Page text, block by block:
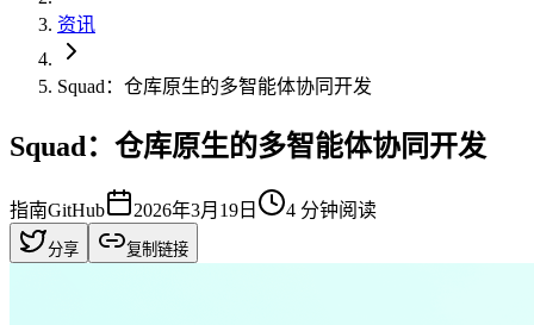
资讯
Squad：仓库原生的多智能体协同开发
Squad：仓库原生的多智能体协同开发
指南GitHub 2026年3月19日 4 分钟阅读
分享 复制链接